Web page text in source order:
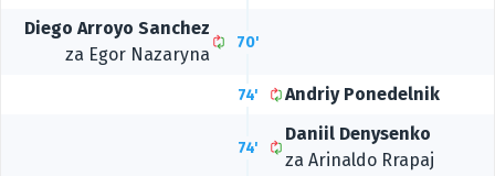
Diego Arroyo Sanchez
za Egor Nazaryna
70'
74' Andriy Ponedelnik
74'
Daniil Denysenko
za Arinaldo Rrapaj